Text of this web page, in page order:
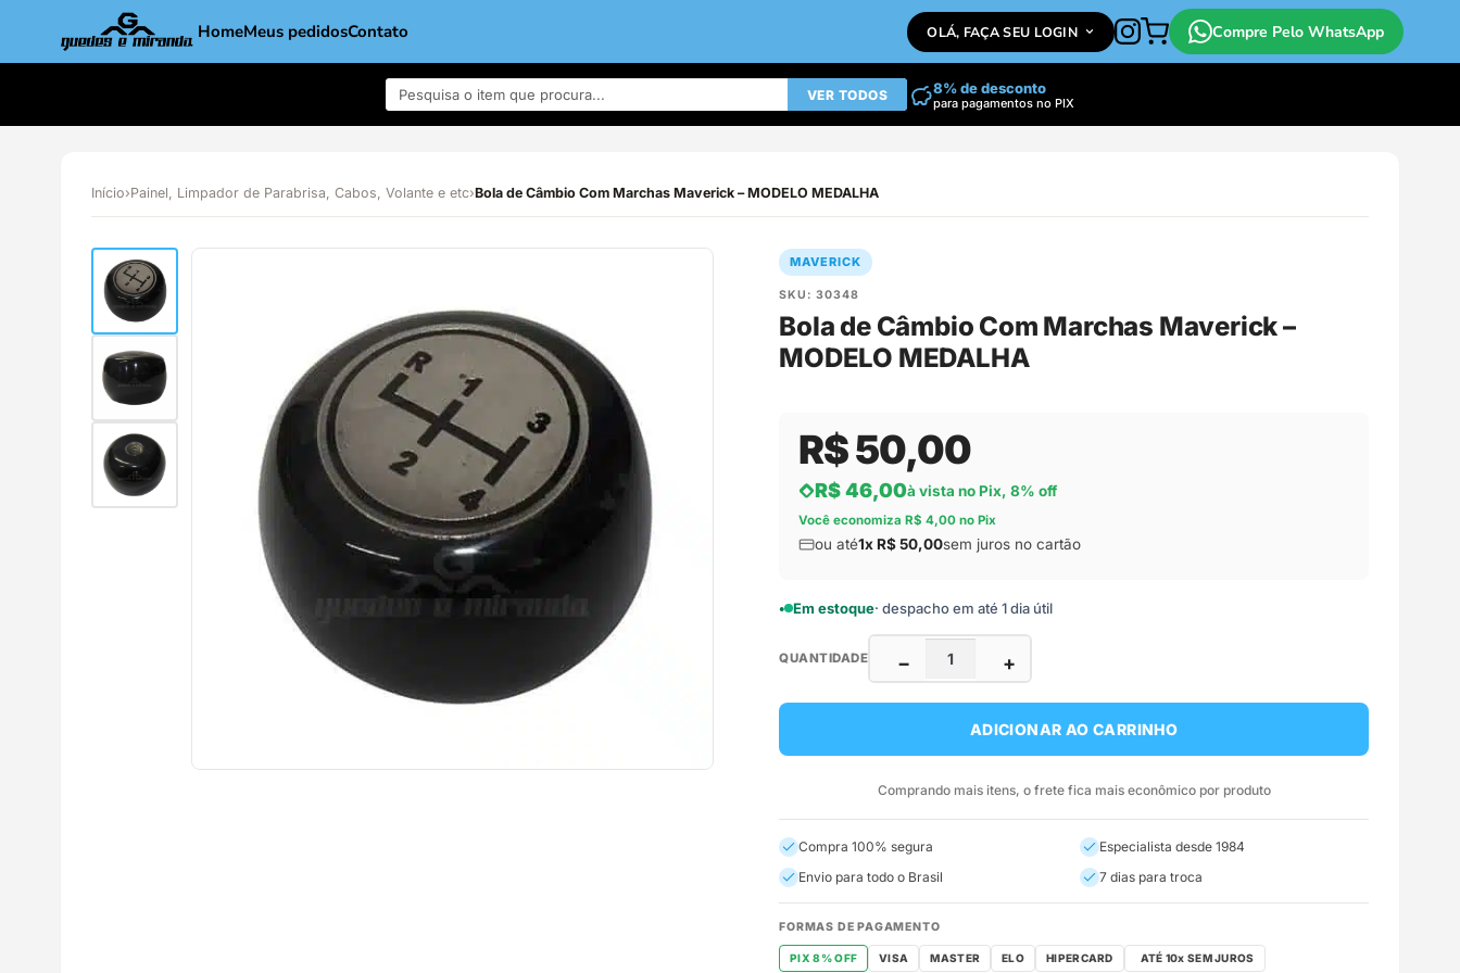
HomeMeus pedidosContato OLÁ, FAÇA SEU LOGIN Compre Pelo WhatsApp
VER TODOS 8% de desconto
para pagamentos no PIX
Início›Painel, Limpador de Parabrisa, Cabos, Volante e etc›Bola de Câmbio Com Marchas Maverick – MODELO MEDALHA
MAVERICK
SKU: 30348
Bola de Câmbio Com Marchas Maverick –
MODELO MEDALHA
R$ 50,00
R$ 46,00à vista no Pix, 8% off
Você economiza R$ 4,00 no Pix
ou até1x R$ 50,00sem juros no cartão
Em estoque· despacho em até 1 dia útil
QUANTIDADE − +
ADICIONAR AO CARRINHO
Comprando mais itens, o frete fica mais econômico por produto
Compra 100% segura
Especialista desde 1984
Envio para todo o Brasil
7 dias para troca
FORMAS DE PAGAMENTO
PIX 8% OFF VISA MASTER ELO HIPERCARD